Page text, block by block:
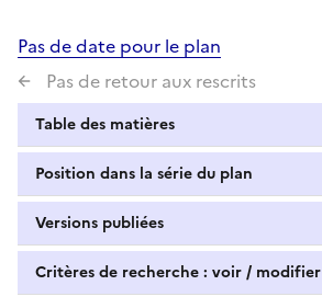
Pas de date pour le plan
Pas de retour aux rescrits
Table des matières
Position dans la série du plan
Versions publiées
Critères de recherche : voir / modifier